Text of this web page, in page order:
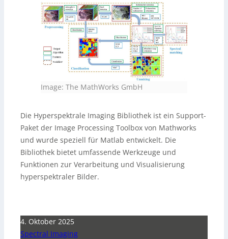
Image: The MathWorks GmbH
Die Hyperspektrale Imaging Bibliothek ist ein Support-
Paket der Image Processing Toolbox von Mathworks
und wurde speziell für Matlab entwickelt. Die
Bibliothek bietet umfassende Werkzeuge und
Funktionen zur Verarbeitung und Visualisierung
hyperspektraler Bilder.
4. Oktober 2025
Spectral Imaging